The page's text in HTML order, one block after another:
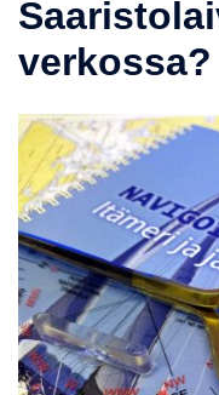
verkossa?